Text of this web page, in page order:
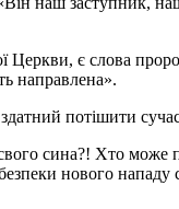
Церкви, є слова
направлена».
потішити
сина?! Хто може
нового нападу